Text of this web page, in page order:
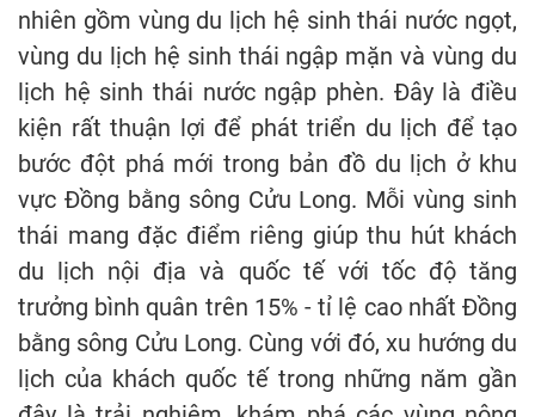
nhiên gồm vùng du lịch hệ sinh thái nước ngọt,
vùng du lịch hệ sinh thái ngập mặn và vùng du
lịch hệ sinh thái nước ngập phèn. Đây là điều
kiện rất thuận lợi để phát triển du lịch để tạo
bước đột phá mới trong bản đồ du lịch ở khu
vực Đồng bằng sông Cửu Long. Mỗi vùng sinh
thái mang đặc điểm riêng giúp thu hút khách
du lịch nội địa và quốc tế với tốc độ tăng
trưởng bình quân trên 15% - tỉ lệ cao nhất Đồng
bằng sông Cửu Long. Cùng với đó, xu hướng du
lịch của khách quốc tế trong những năm gần